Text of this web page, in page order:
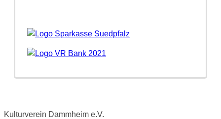
Kulturverein Dammheim e.V.